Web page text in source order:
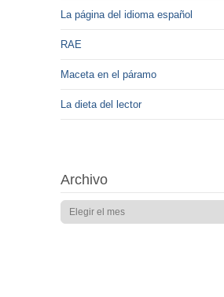
La página del idioma español
RAE
Maceta en el páramo
La dieta del lector
Archivo